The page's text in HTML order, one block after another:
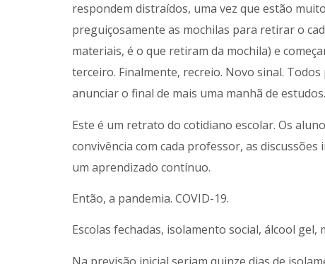
respondem distraídos, uma vez que estão
preguiçosamente as mochilas para retirar o
materiais, é o que retiram da mochila) e
terceiro. Finalmente, recreio. Novo sinal.
anunciar o final de mais uma manhã de estudos.
Este é um retrato do cotidiano escolar. Os
convivência com cada professor, as
um aprendizado contínuo.
Então, a pandemia. COVID-19.
Escolas fechadas, isolamento social, álcool